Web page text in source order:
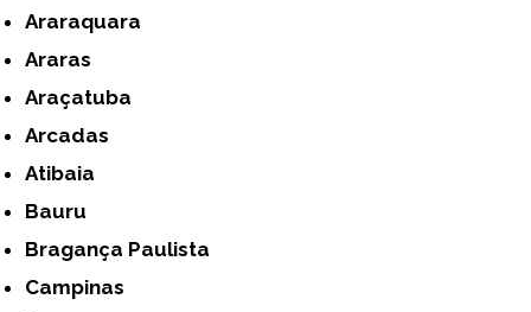
Araraquara
Araras
Araçatuba
Arcadas
Atibaia
Bauru
Bragança Paulista
Campinas